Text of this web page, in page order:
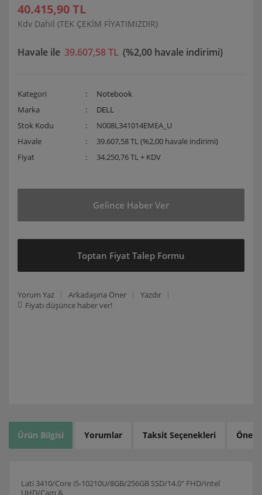
40.415,90 TL
Kdv Dahil (TEK ÇEKİM FİYATIMIZDIR)
Havale ile 39.607,58 TL (%2,00 havale indirimi)
Kategori
Notebook
Marka
DELL
Stok Kodu
N008L341014EMEA_U
Havale
39.607,58 TL (%2,00 havale indirimi)
Fiyat
34.250,76 TL + KDV
Gelince Haber Ver
Toptan Fiyat Talep Formu
Yorum Yaz Arkadaşına Öner
Yazdır
Fiyatı düşünce haber ver!
Ürün Bilgisi Yorumlar Taksit Seçenekleri
Lati 3410/Core i5-10210U/8GB/256GB SSD/14.0" FHD/Intel
UHD/Cam &